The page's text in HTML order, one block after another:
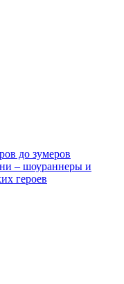
до зумеров
– шоураннеры и
героев